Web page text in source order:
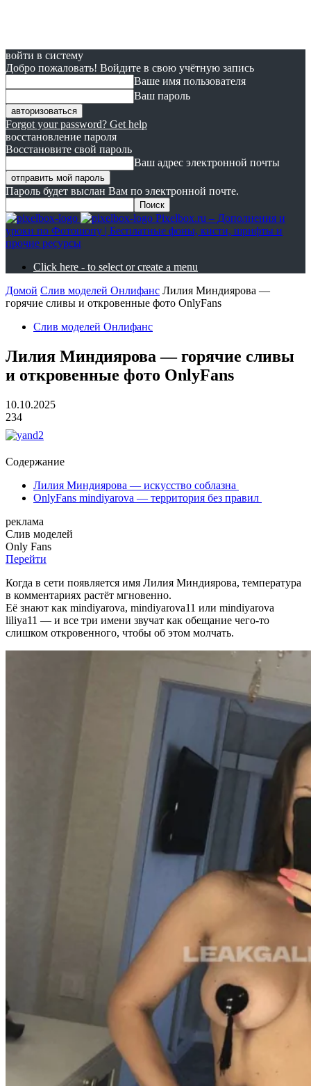
войти в систему
Добро пожаловать! Войдите в свою учётную запись
Ваше имя пользователя
Ваш пароль
Forgot your password? Get help
восстановление пароля
Восстановите свой пароль
Ваш адрес электронной почты
Пароль будет выслан Вам по электронной почте.
Pixelbox.ru – Дополнения и
уроки по Фотошопу | Бесплатные фоны, кисти, шрифты и
прочие ресурсы
Click here - to select or create a menu
Домой Cлив моделей Онлифанс Лилия Миндиярова —
горячие сливы и откровенные фото OnlyFans
Cлив моделей Онлифанс
Лилия Миндиярова — горячие сливы
и откровенные фото OnlyFans
10.10.2025
234
Содержание
Лилия Миндиярова — искусство соблазна
OnlyFans mindiyarova — территория без правил
реклама
Слив моделей
Only Fans
Перейти
Когда в сети появляется имя Лилия Миндиярова, температура
в комментариях растёт мгновенно.
Её знают как mindiyarova, mindiyarova11 или mindiyarova
liliya11 — и все три имени звучат как обещание чего-то
слишком откровенного, чтобы об этом молчать.